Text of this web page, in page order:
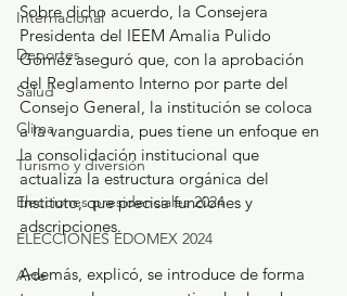
Internacional
Deportes
Salud
Clima
Turismo y diversión
Elecciones presidenciales 2024
ELECCIONES EDOMEX 2024
Arte
Sobre dicho acuerdo, la Consejera
Presidenta del IEEM Amalia Pulido
Gómez aseguró que, con la aprobación
del Reglamento Interno por parte del
Consejo General, la institución se coloca
a la vanguardia, pues tiene un enfoque en
la consolidación institucional que
actualiza la estructura orgánica del
Instituto, que precisa funciones y
adscripciones.
Además, explicó, se introduce de forma